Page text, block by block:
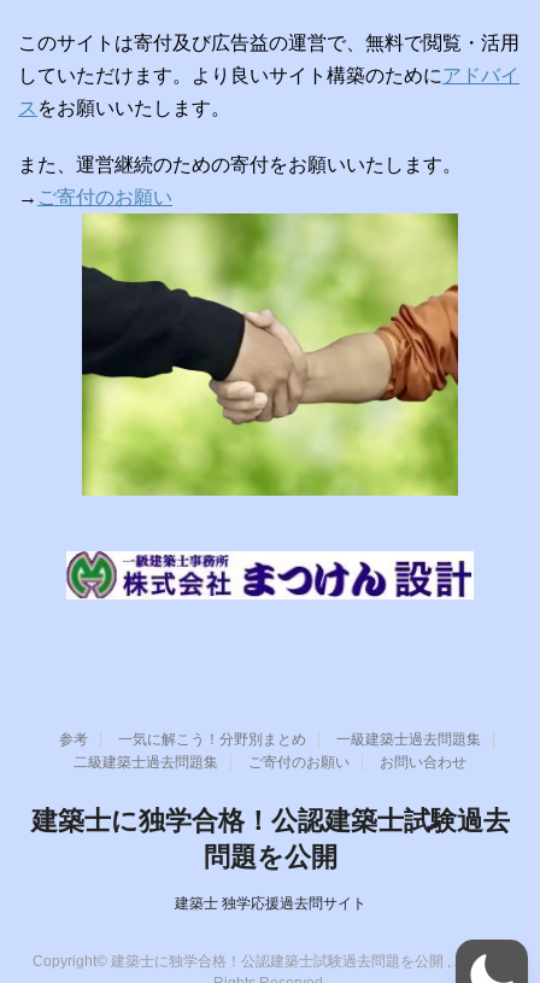
このサイトは寄付及び広告益の運営で、無料で閲覧・活用
していただけます。より良いサイト構築のためにアドバイ
ス をお願いいたします。
また、運営継続のための寄付をお願いいたします。
→ ご寄付のお願い
参考 一気に解こう！分野別まとめ
一級建築士過去問題集
二級建築士過去問題集
ご寄付のお願い お問い合わせ
建築士に独学合格！公認建築士試験過去
問題を公開
建築士 独学応援過去問サイト
Copyright© 建築士に独学合格！公認建築士試験過去問題を公開 , 2026 All